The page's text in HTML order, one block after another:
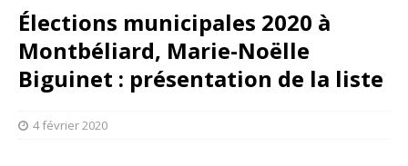
Élections municipales 2020 à
Montbéliard, Marie-Noëlle
Biguinet : présentation de la liste
4 février 2020